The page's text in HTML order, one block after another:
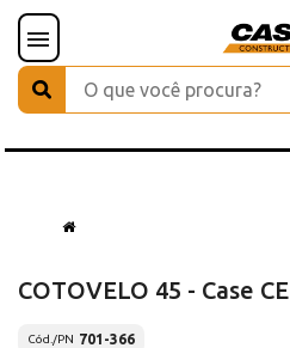
COTOVELO 45 - Case CE
Cód./PN 701-366